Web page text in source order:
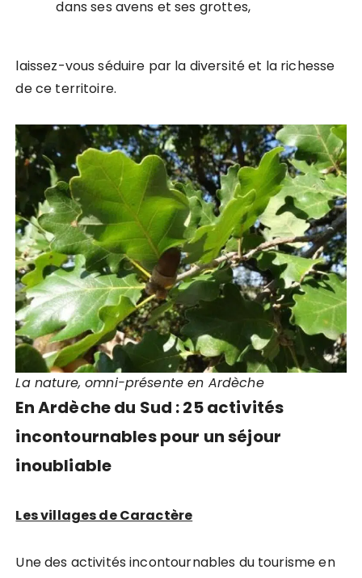
dans ses avens et ses grottes,
laissez-vous séduire par la diversité et la richesse
de ce territoire.
La nature, omni-présente en Ardèche
En Ardèche du Sud : 25 activités
incontournables pour un séjour
inoubliable
Les villages de Caractère
Une des activités incontournables du tourisme en